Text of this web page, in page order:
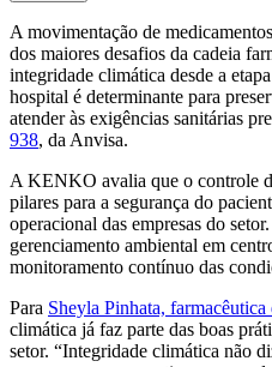
A movimentação de
dos maiores desafios da cadeia
integridade climática desde a
hospital é determinante para
atender às exigências sanitárias
938, da Anvisa.
A KENKO avalia que o controle
pilares para a segurança do
operacional das empresas do
gerenciamento ambiental em
monitoramento contínuo das
Para Sheyla Pinhata,
climática já faz parte das boas
setor. “Integridade climática não